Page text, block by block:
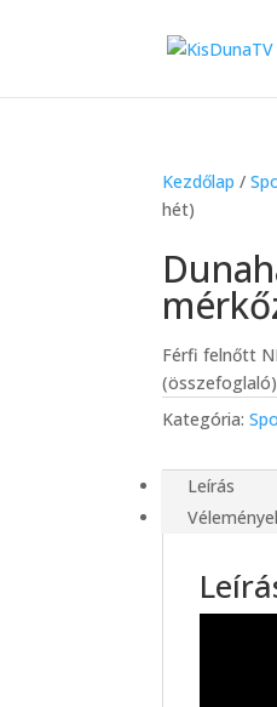
Kezdőlap /
hét)
Férfi felnőtt
(összefoglaló)
Kategória:
Leírás